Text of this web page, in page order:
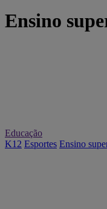
Ensino
Educação
K12 Esportes Ensino